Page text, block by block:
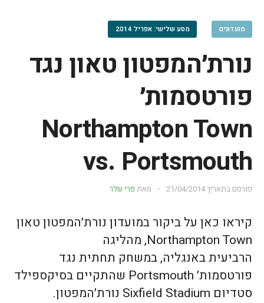
מועדונים מסע שלישי: אפריל 2014
נורת׳המפטון טאון נגד
פורטסמות׳
Northampton Town
vs. Portsmouth
פורסם בתאריך21/04/2014 מאת פרי שלר
קיראו כאן על ביקור במועדון נורת׳המפטון טאון
Northampton Town, מהליגה
הרביעית באנגליה, במשחק תחתית נגד
פורטסמות׳ Portsmouth שהתקיים בסיקספילד
סטדיום Sixfield Stadium נורת׳המפטון.